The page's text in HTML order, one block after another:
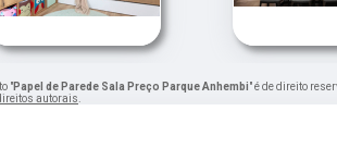
"Papel de Parede Sala Preço Parque Anhembi" é de direito
autorais